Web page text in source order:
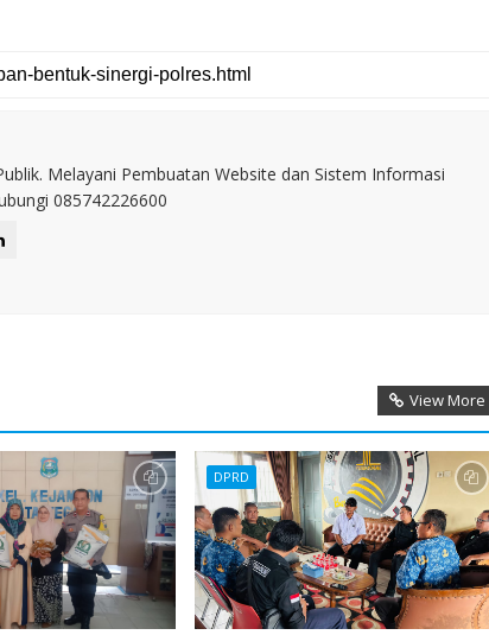
Melayani Pembuatan Website dan Sistem Informasi
085742226600
View More
DPRD